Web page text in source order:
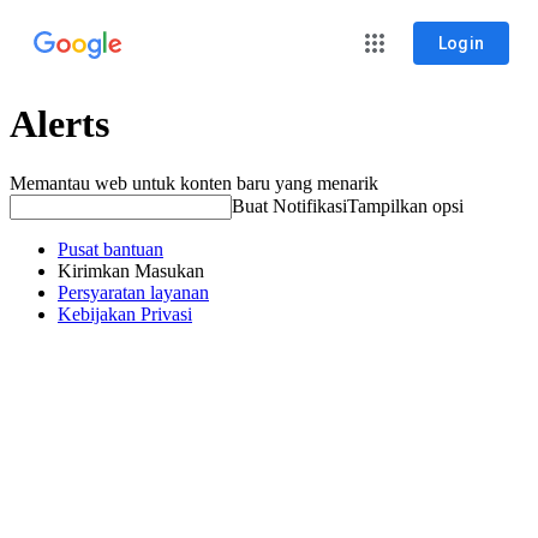
Login
Alerts
Memantau web untuk konten baru yang menarik
Buat NotifikasiTampilkan opsi
Pusat bantuan
Kirimkan Masukan
Persyaratan layanan
Kebijakan Privasi